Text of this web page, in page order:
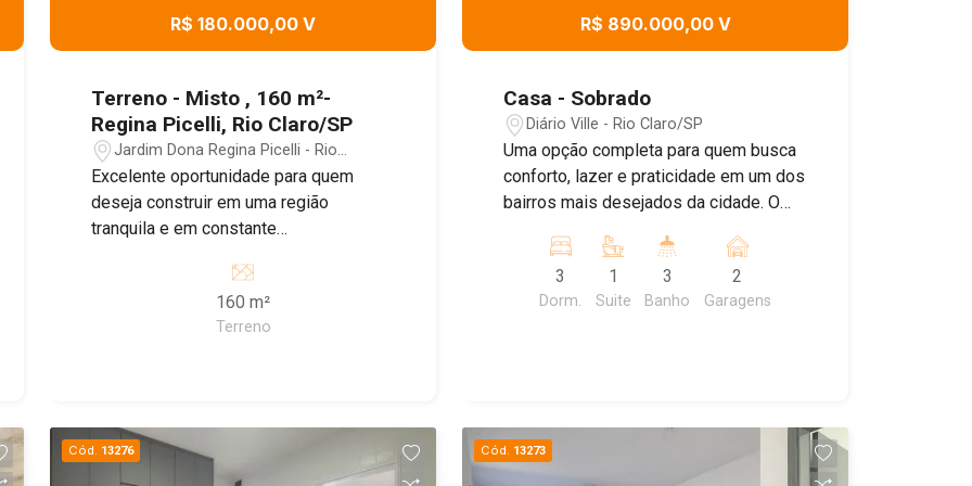
R$ 180.000,00 V
Terreno - Misto , 160 m²-
Regina Picelli, Rio Claro/SP
Jardim Dona Regina Picelli - Rio
Claro/SP
Excelente oportunidade para quem
deseja construir em uma região
tranquila e em constante
m², é plano, murado, conta com portão e
calçada pronta, oferecendo mais
praticidade para iniciar sua obra.
pontos da cidade e próximo a
comércios e serviços. Ideal para quem
160 m²
Terreno
R$ 890.000,00 V
Casa - Sobrado
Diário Ville - Rio Claro/SP
Uma opção completa para quem busca
conforto, lazer e praticidade em um dos
bairros mais desejados da cidade. O
ambientes com móveis planejados,
além de uma área externa perfeita para
aproveitar bons momentos com a
casa. Uma casa pronta para quem
valoriza qualidade de vida, boa
3
Dorm.
1
Suite
3
Banho
2
Garagens
Cód. 13276 Cód. 13273